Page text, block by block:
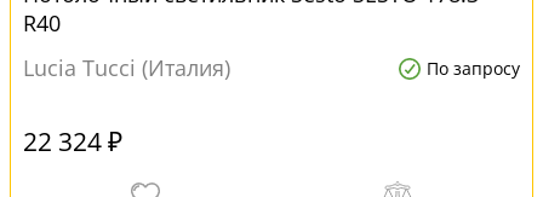
R40
Lucia Tucci (Италия)
По запросу
22 324 ₽